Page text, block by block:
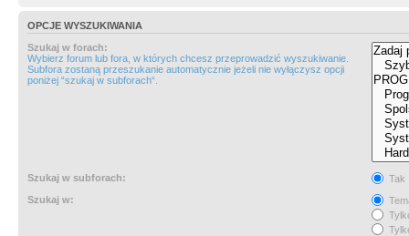
OPCJE WYSZUKIWANIA
Szukaj w forach:
Wybierz forum lub fora, w których chcesz przeprowadzić wyszukiwanie.
Subfora zostaną przeszukanie automatycznie jeżeli nie wyłączysz opcji
poniżej “szukaj w subforach“.
Szukaj w subforach:
Tak
Szukaj w: